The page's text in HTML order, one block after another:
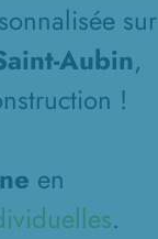
sur
Aubin,
!
en
.